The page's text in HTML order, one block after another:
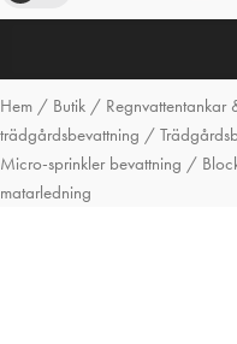
Hem / Butik / Regnvattentankar
trädgårdsbevattning /
Micro-sprinkler bevattning /
matarledning